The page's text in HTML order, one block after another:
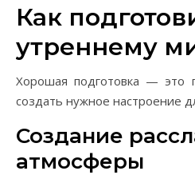
Как
утреннему
Хорошая подготовка — это
создать нужное настроение
Создание
атмосферы